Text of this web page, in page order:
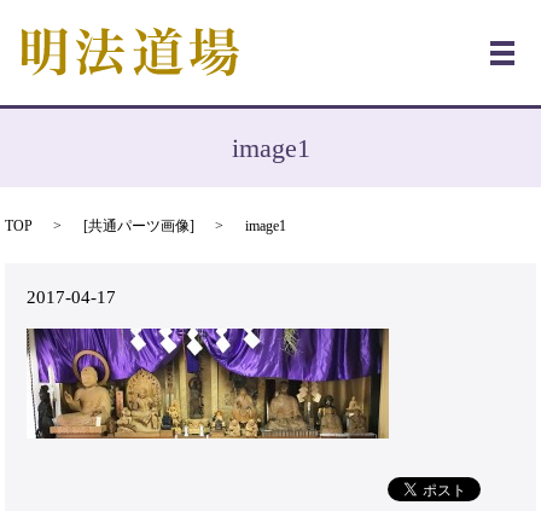
メ
image1
TOP [共通パーツ画像] image1
2017-04-17